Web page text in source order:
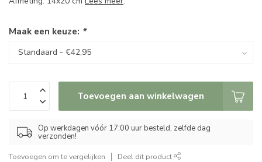
Maak een keuze: *
Toevoegen aan winkelwagen
Op werkdagen vóór 17:00 uur besteld, zelfde dag
verzonden!
Toevoegen om te vergelijken Deel dit product